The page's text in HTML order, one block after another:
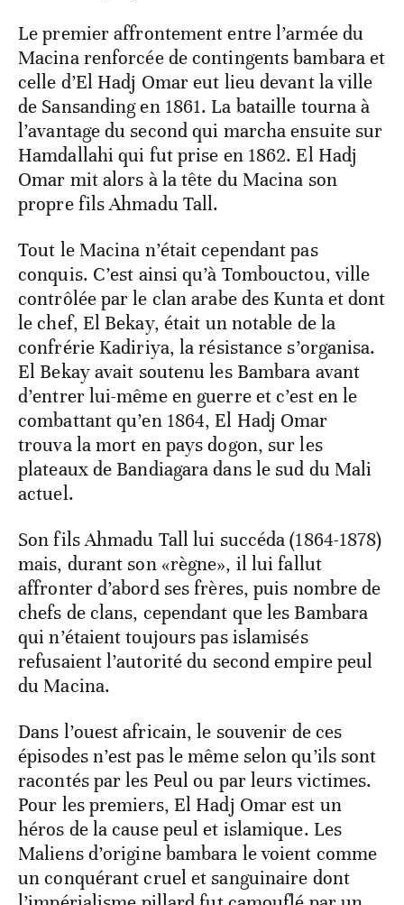
Le premier affrontement entre l’armée du
Macina renforcée de contingents bambara et
celle d’El Hadj Omar eut lieu devant la ville
de Sansanding en 1861. La bataille tourna à
l’avantage du second qui marcha ensuite sur
Hamdallahi qui fut prise en 1862. El Hadj
Omar mit alors à la tête du Macina son
propre fils Ahmadu Tall.
Tout le Macina n’était cependant pas
conquis. C’est ainsi qu’à Tombouctou, ville
contrôlée par le clan arabe des Kunta et dont
le chef, El Bekay, était un notable de la
confrérie Kadiriya, la résistance s’organisa.
El Bekay avait soutenu les Bambara avant
d’entrer lui-même en guerre et c’est en le
combattant qu’en 1864, El Hadj Omar
trouva la mort en pays dogon, sur les
plateaux de Bandiagara dans le sud du Mali
actuel.
Son fils Ahmadu Tall lui succéda (1864-1878)
mais, durant son «règne», il lui fallut
affronter d’abord ses frères, puis nombre de
chefs de clans, cependant que les Bambara
qui n’étaient toujours pas islamisés
refusaient l’autorité du second empire peul
du Macina.
Dans l’ouest africain, le souvenir de ces
épisodes n’est pas le même selon qu’ils sont
racontés par les Peul ou par leurs victimes.
Pour les premiers, El Hadj Omar est un
héros de la cause peul et islamique. Les
Maliens d’origine bambara le voient comme
un conquérant cruel et sanguinaire dont